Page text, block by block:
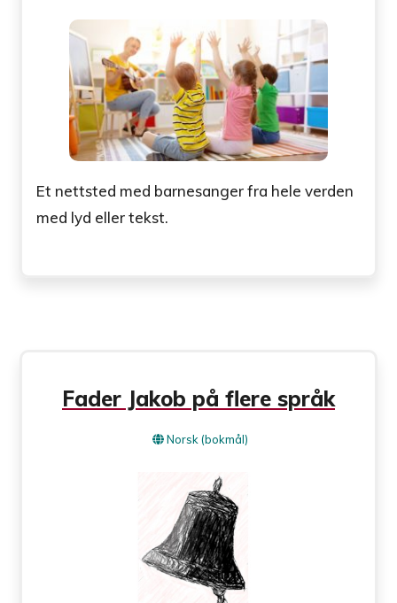
Et nettsted med barnesanger fra hele verden
med lyd eller tekst.
Fader Jakob på flere språk
Norsk (bokmål)